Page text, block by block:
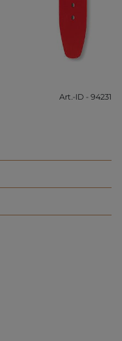
Art.-ID - 94231